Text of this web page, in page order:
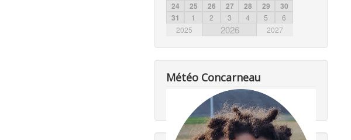
24
25 26 27 28 29
30
31
1 2 3 4 5
6
2025
2026 2027
Météo Concarneau